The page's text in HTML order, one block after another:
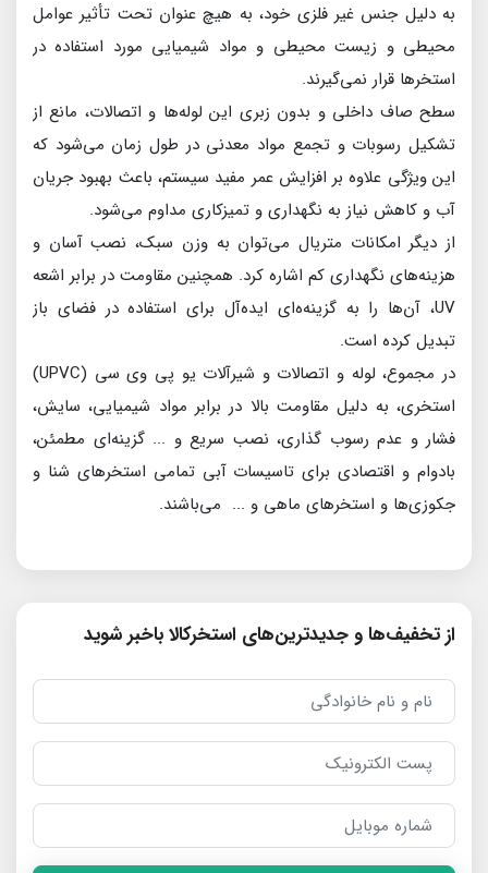
به دلیل جنس غیر فلزی خود، به هیچ عنوان تحت تأثیر عوامل
محیطی و زیست محیطی و مواد شیمیایی مورد استفاده در
استخرها قرار نمی‌گیرند.
سطح صاف داخلی و بدون زبری این لوله‌ها و اتصالات، مانع از
تشکیل رسوبات و تجمع مواد معدنی در طول زمان می‌شود که
این ویژگی علاوه بر افزایش عمر مفید سیستم، باعث بهبود جریان
آب و کاهش نیاز به نگهداری و تمیزکاری مداوم می‌شود.
از دیگر امکانات متریال می‌توان به وزن سبک، نصب آسان و
هزینه‌های نگهداری کم اشاره کرد. همچنین مقاومت در برابر اشعه
UV، آن‌ها را به گزینه‌ه‌ای ایده‌آل برای استفاده در فضای باز
تبدیل کرده است.
در مجموع، لوله و اتصالات و شیرآلات یو پی وی سی (UPVC)
استخری، به دلیل مقاومت بالا در برابر مواد شیمیایی، سایش،
فشار و عدم رسوب گذاری، نصب سریع و ... گزینه‌ای مطمئن،
بادوام و اقتصادی برای تاسیسات آبی تمامی استخرهای شنا و
جکوزی‌ها و استخرهای ماهی و ... می‌باشند.
از تخفیف‌ها و جدیدترین‌های استخرکالا باخبر شوید